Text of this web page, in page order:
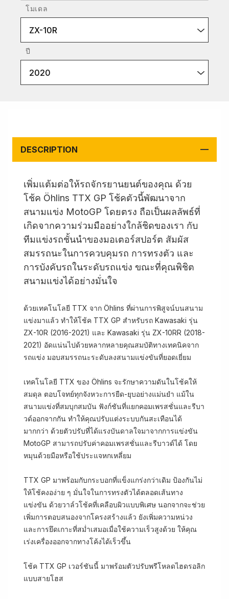
โมเดล
ZX-10R
ปี
2020
DESCRIPTION
เพิ่มแต้มต่อให้รถจักรยานยนต์ของคุณ ด้วย
โช้ค Öhlins TTX GP โช้คตัวนี้พัฒนาจาก
สนามแข่ง MotoGP โดยตรง ถือเป็นผลลัพธ์ที่
เกิดจากความร่วมมืออย่างใกล้ชิดของเรา กับ
ทีมแข่งรถชั้นนำของมอเตอร์สปอร์ต สัมผัส
สมรรถนะในการควบคุมรถ การทรงตัว และ
การบังคับรถในระดับรถแข่ง ขณะที่คุณพิชิต
สนามแข่งได้อย่างมั่นใจ
ด้วยเทคโนโลยี TTX จาก Öhlins ที่ผ่านการพิสูจน์บนสนาม
แข่งมาแล้ว ทำให้โช้ค TTX GP สำหรับรถ Kawasaki รุ่น
ZX-10R (2016-2021) และ Kawasaki รุ่น ZX-10RR (2018-
2021) อัดแน่นไปด้วยหลากหลายคุณสมบัติทางเทคนิคจาก
รถแข่ง มอบสมรรถนะระดับลงสนามแข่งขันที่ยอดเยี่ยม
เทคโนโลยี TTX ของ Öhlins จะรักษาความดันในโช้คให้
สมดุล ตอบโจทย์ทุกจังหวะการยืด-ยุบอย่างแม่นยำ แม้ใน
สนามแข่งที่สมบุกสมบัน ฟังก์ชันที่แยกคอมเพรสชั่นและรีบา
วด์ออกจากกัน ทำให้คุณปรับแต่งระบบกันสะเทือนได้
มากกว่า ด้วยตัวปรับที่ได้แรงบันดาลใจมาจากการแข่งขัน
MotoGP สามารถปรับค่าคอมเพรสชั่นและรีบาวด์ได้ โดย
หมุนด้วยมือหรือใช้ประแจหกเหลี่ยม
TTX GP มาพร้อมกับกระบอกที่แข็งแกร่งกว่าเดิม ป้องกันไม่
ให้โช้คงอง่าย ๆ มั่นใจในการทรงตัวได้ตลอดเส้นทาง
แข่งขัน ด้วยวาล์วโช้คที่เคลือบผิวแบบพิเศษ นอกจากจะช่วย
เพิ่มการตอบสนองจากโครงสร้างแล้ว ยังเพิ่มความหน่วง
และการยึดเกาะที่สม่ำเสมอเมื่อใช้ความเร็วสูงด้วย ให้คุณ
เร่งเครื่องออกจากทางโค้งได้เร็วขึ้น
โช้ค TTX GP เวอร์ชันนี้ มาพร้อมตัวปรับพรีโหลดไฮดรอลิก
แบบสายโฮส